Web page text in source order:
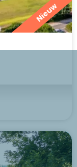
Nieuw